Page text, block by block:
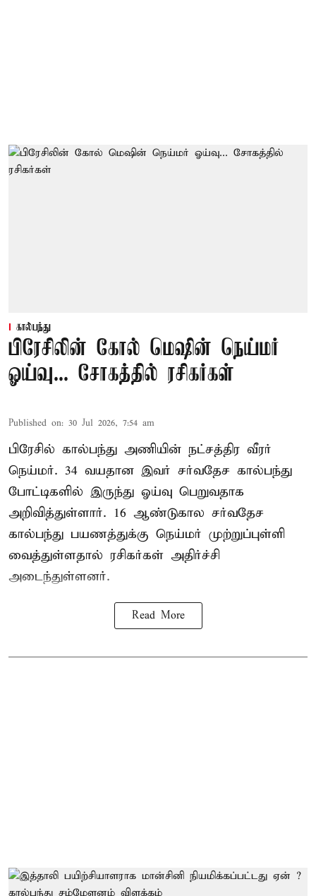
கால்பந்து
பிரேசிலின் கோல் மெஷின் நெய்மர்
ஓய்வு... சோகத்தில் ரசிகர்கள்
Published on: 30 Jul 2026, 7:54 am
பிரேசில் கால்பந்து அணியின் நட்சத்திர வீரர்
நெய்மர். 34 வயதான இவர் சர்வதேச கால்பந்து
போட்டிகளில் இருந்து ஓய்வு பெறுவதாக
அறிவித்துள்ளார். 16 ஆண்டுகால சர்வதேச
கால்பந்து பயணத்துக்கு நெய்மர் முற்றுப்புள்ளி
வைத்துள்ளதால் ரசிகர்கள் அதிர்ச்சி
அடைந்துள்ளனர்.
Read More